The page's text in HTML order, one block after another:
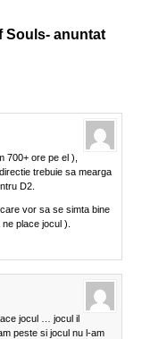
Souls- anuntat
700+ ore pe el ),
trebuie sa mearga
D2.
vor sa se simta bine
place jocul ).
jocul … jocul il
peste si jocul nu l-am